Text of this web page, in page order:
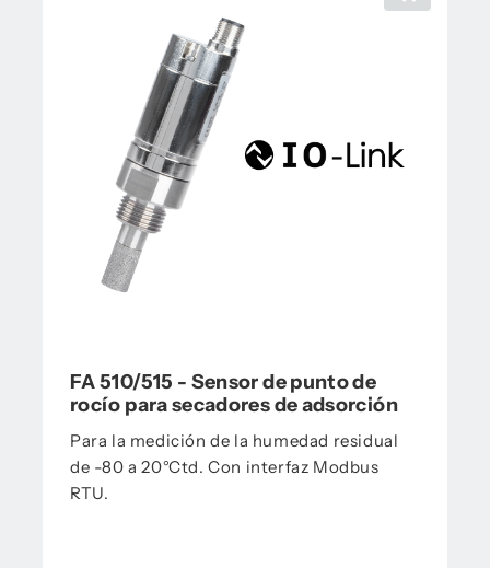
FA 510/515 - Sensor de punto de
rocío para secadores de adsorción
Para la medición de la humedad residual
de -80 a 20°Ctd. Con interfaz Modbus
RTU.